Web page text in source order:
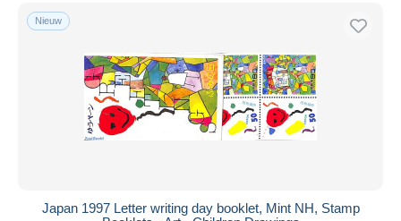
Nieuw
Japan 1997 Letter writing day booklet, Mint NH, Stamp